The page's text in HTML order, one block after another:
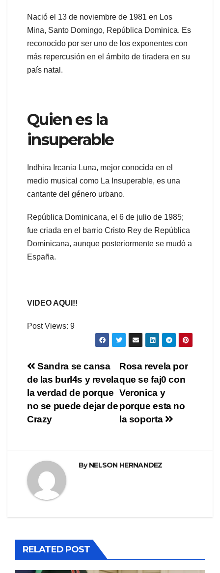
Nació el 13 de noviembre de 1981 en Los
Mina, Santo Domingo, República Dominica. Es
reconocido por ser uno de los exponentes con
más repercusión en el ámbito de tiradera en su
país natal.
Quien es la
insuperable
Indhira Ircania Luna, mejor conocida en el
medio musical como La Insuperable, es una
cantante del género urbano.
República Dominicana, el 6 de julio de 1985;
fue criada en el barrio Cristo Rey de República
Dominicana, aunque posteriormente se mudó a
España.
VIDEO AQUI!!
Post Views: 9
Navegación
de
entradas
Rosa revela por
que se faj0 con
Veronica y
porque esta no
la soporta
Sandra se cansa
de las burl4s y revela
la verdad de porque
no se puede dejar de
Crazy
ByNELSON HERNANDEZ
RELATED POST